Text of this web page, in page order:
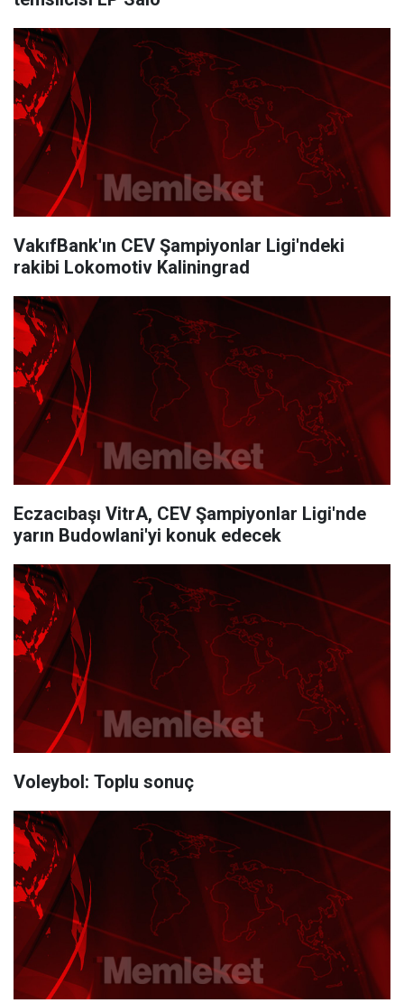
VakıfBank'ın CEV Şampiyonlar Ligi'ndeki
rakibi Lokomotiv Kaliningrad
Eczacıbaşı VitrA, CEV Şampiyonlar Ligi'nde
yarın Budowlani'yi konuk edecek
Voleybol: Toplu sonuç